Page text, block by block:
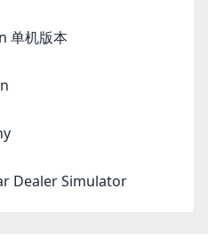
双影奇境/Split Fiction 单机版本
Dealer Simulator